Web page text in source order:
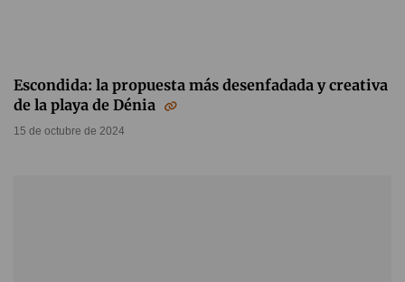
Escondida: la propuesta más desenfadada y creativa
de la playa de Dénia
15 de octubre de 2024